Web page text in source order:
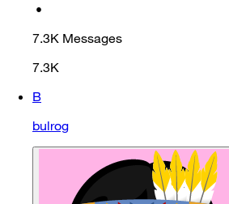
•
7.3K Messages
7.3K
B
bulrog